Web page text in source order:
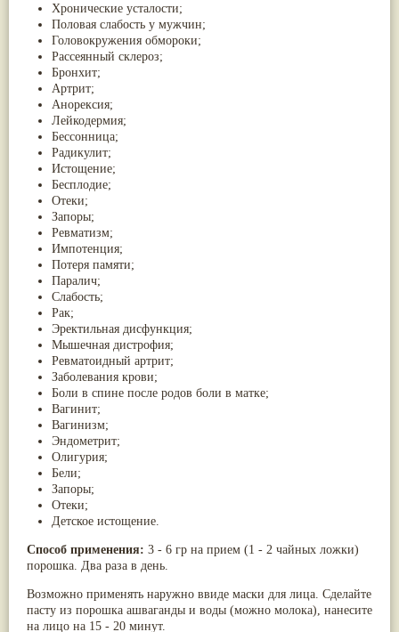
Хронические усталости;
Половая слабость у мужчин;
Головокружения обмороки;
Рассеянный склероз;
Бронхит;
Артрит;
Анорексия;
Лейкодермия;
Бессонница;
Радикулит;
Истощение;
Бесплодие;
Отеки;
Запоры;
Ревматизм;
Импотенция;
Потеря памяти;
Паралич;
Слабость;
Рак;
Эректильная дисфункция;
Мышечная дистрофия;
Ревматоидный артрит;
Заболевания крови;
Боли в спине после родов боли в матке;
Вагинит;
Вагинизм;
Эндометрит;
Олигурия;
Бели;
Запоры;
Отеки;
Детское истощение.
Способ применения: 3 - 6 гр на прием (1 - 2 чайных ложки)
порошка. Два раза в день.
Возможно применять наружно ввиде маски для лица. Сделайте
пасту из порошка ашваганды и воды (можно молока), нанесите
на лицо на 15 - 20 минут.